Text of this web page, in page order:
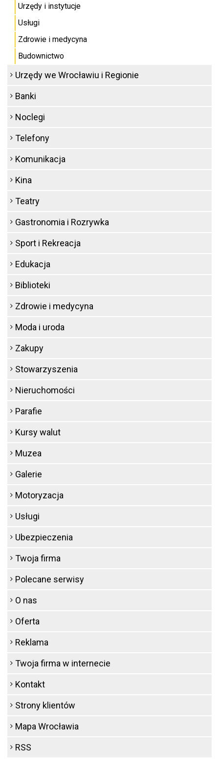
Urzędy i instytucje
Usługi
Zdrowie i medycyna
Budownictwo
Urzędy we Wrocławiu i Regionie
Banki
Noclegi
Telefony
Komunikacja
Kina
Teatry
Gastronomia i Rozrywka
Sport i Rekreacja
Edukacja
Biblioteki
Zdrowie i medycyna
Moda i uroda
Zakupy
Stowarzyszenia
Nieruchomości
Parafie
Kursy walut
Muzea
Galerie
Motoryzacja
Usługi
Ubezpieczenia
Twoja firma
Polecane serwisy
O nas
Oferta
Reklama
Twoja firma w internecie
Kontakt
Strony klientów
Mapa Wrocławia
RSS